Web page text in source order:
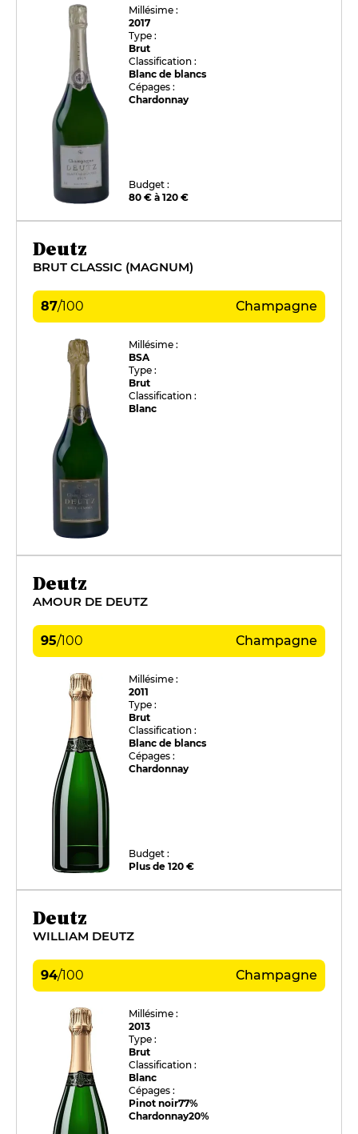
Millésime :
2017
Type :
Brut
Classification :
Blanc de blancs
Cépages :
Chardonnay
Budget :
80 € à 120 €
Deutz
BRUT CLASSIC (MAGNUM)
87/100 Champagne
Millésime :
BSA
Type :
Brut
Classification :
Blanc
Deutz
AMOUR DE DEUTZ
95/100 Champagne
Millésime :
2011
Type :
Brut
Classification :
Blanc de blancs
Cépages :
Chardonnay
Budget :
Plus de 120 €
Deutz
WILLIAM DEUTZ
94/100 Champagne
Millésime :
2013
Type :
Brut
Classification :
Blanc
Cépages :
Pinot noir77%
Chardonnay20%